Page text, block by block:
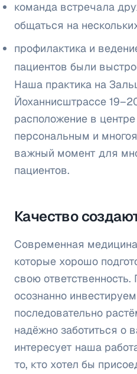
команда встречала
общаться на
профилактика и
пациентов были
Наша практика на
Йоханнисштрассе
расположение в
персональным и
важный момент для
пациентов.
Качество
Современная
которые хорошо
свою
осознанно
последовательно
надёжно заботиться о
интересует наша
то, кто хотел бы